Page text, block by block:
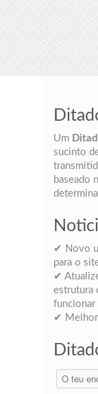
Um
sucinto
baseado
✔ Novo
para o
✔
estrutura
funcionar
✔
O
teu